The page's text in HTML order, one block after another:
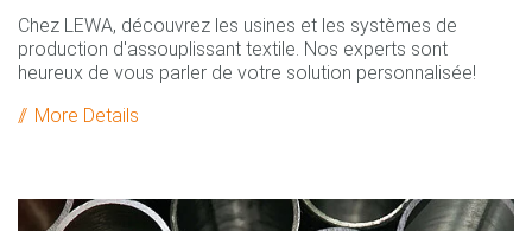
Chez LEWA, découvrez les usines et les systèmes de
production d'assouplissant textile. Nos experts sont
heureux de vous parler de votre solution personnalisée!
More Details